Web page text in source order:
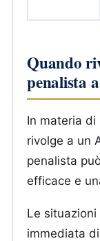
Quando
penalista
In materia di
rivolge a un
penalista
efficace e
Le
immediata